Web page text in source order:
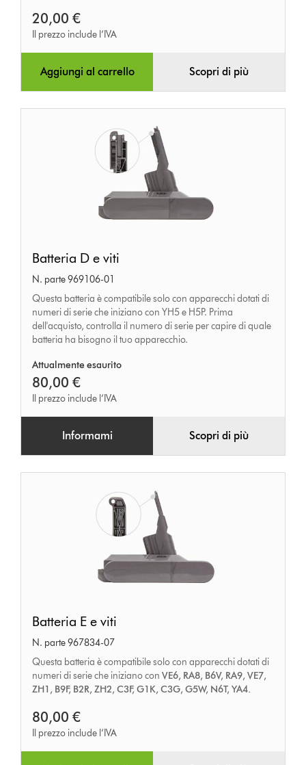
20,00 €
Il prezzo include l’IVA
Aggiungi al carrello Scopri di più
D
e
viti
Batteria D e viti
N. parte 969106-01
Questa batteria è compatibile solo con apparecchi dotati di
numeri di serie che iniziano con YH5 e H5P. Prima
dell'acquisto, controlla il numero di serie per capire di quale
batteria ha bisogno il tuo apparecchio.
Attualmente esaurito
80,00 €
Il prezzo include l’IVA
Informami Scopri di più
E
e
viti
Batteria E e viti
N. parte 967834-07
Questa batteria è compatibile solo con apparecchi dotati di
numeri di serie che iniziano con VE6, RA8, B6V, RA9, VE7,
ZH1, B9F, B2R, ZH2, C3F, G1K, C3G, G5W, N6T, YA4.
80,00 €
Il prezzo include l’IVA